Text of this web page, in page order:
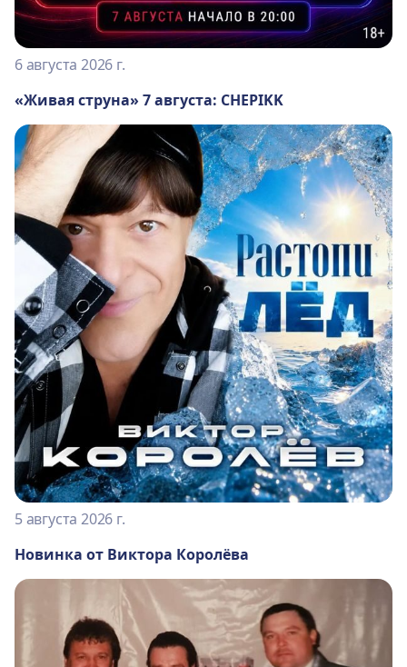
6 августа 2026 г.
«Живая струна» 7 августа: CHEPIKK
5 августа 2026 г.
Новинка от Виктора Королёва